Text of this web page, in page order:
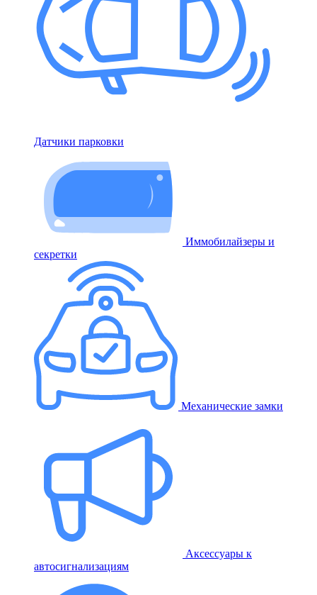
Датчики парковки
Иммобилайзеры и
секретки
Механические замки
Аксессуары к
автосигнализациям